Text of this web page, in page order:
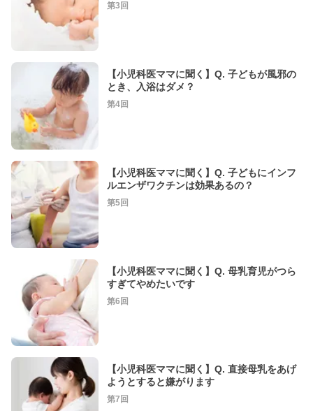
第3回
【小児科医ママに聞く】Q. 子どもが風邪の
とき、入浴はダメ？
第4回
【小児科医ママに聞く】Q. 子どもにインフ
ルエンザワクチンは効果あるの？
第5回
【小児科医ママに聞く】Q. 母乳育児がつら
すぎてやめたいです
第6回
【小児科医ママに聞く】Q. 直接母乳をあげ
ようとすると嫌がります
第7回